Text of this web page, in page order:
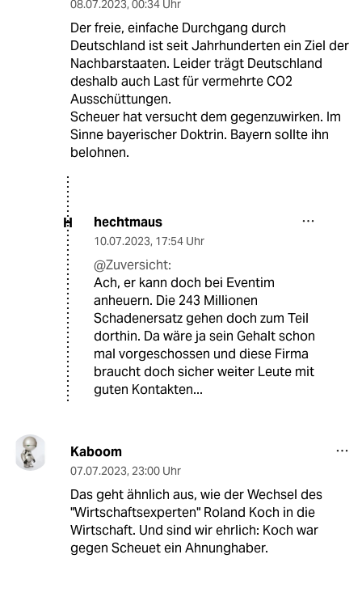
08.07.2023, 00:34 Uhr
Der freie, einfache Durchgang durch
Deutschland ist seit Jahrhunderten ein Ziel der
Nachbarstaaten. Leider trägt Deutschland
deshalb auch Last für vermehrte CO2
Ausschüttungen.
Scheuer hat versucht dem gegenzuwirken. Im
Sinne bayerischer Doktrin. Bayern sollte ihn
belohnen.
H hechtmaus
10.07.2023, 17:54 Uhr
@Zuversicht:
Ach, er kann doch bei Eventim
anheuern. Die 243 Millionen
Schadenersatz gehen doch zum Teil
dorthin. Da wäre ja sein Gehalt schon
mal vorgeschossen und diese Firma
braucht doch sicher weiter Leute mit
guten Kontakten...
Kaboom
07.07.2023, 23:00 Uhr
Das geht ähnlich aus, wie der Wechsel des
"Wirtschaftsexperten" Roland Koch in die
Wirtschaft. Und sind wir ehrlich: Koch war
gegen Scheuet ein Ahnunghaber.